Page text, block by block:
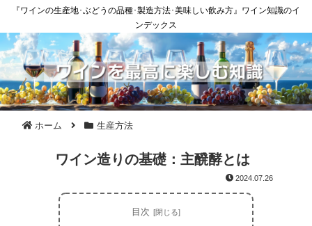
『ワインの生産地･ぶどうの品種･製造方法･美味しい飲み方』ワイン知識のイ
ンデックス
ホーム 生産方法
ワイン造りの基礎：主醗酵とは
2024.07.26
目次